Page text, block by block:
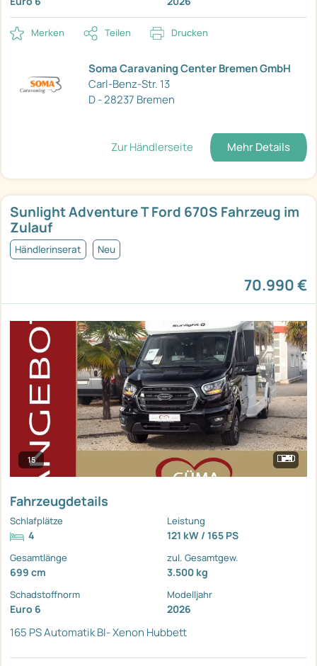
Merken Teilen Drucken
Soma Caravaning Center Bremen GmbH
Carl-Benz-Str. 13
D - 28237 Bremen
Zur Händlerseite Mehr Details
Sunlight Adventure T Ford 670S Fahrzeug im
Zulauf
Händlerinserat Neu
70.990 €
15
Fahrzeugdetails
Schlafplätze
4
Leistung
121 kW / 165 PS
Gesamtlänge
699 cm
zul. Gesamtgew.
3.500 kg
Schadstoffnorm
Euro 6
Modelljahr
2026
165 PS AutomatikBI- Xenon Hubbett